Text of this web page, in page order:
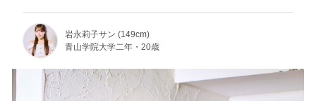
岩永莉子サン (149cm)
青山学院大学二年・20歳